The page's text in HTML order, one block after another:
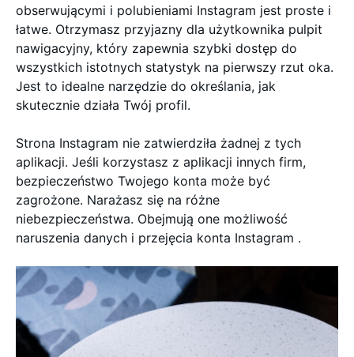
obserwującymi i polubieniami Instagram jest proste i
łatwe. Otrzymasz przyjazny dla użytkownika pulpit
nawigacyjny, który zapewnia szybki dostęp do
wszystkich istotnych statystyk na pierwszy rzut oka.
Jest to idealne narzędzie do określania, jak
skutecznie działa Twój profil.
Strona Instagram nie zatwierdziła żadnej z tych
aplikacji. Jeśli korzystasz z aplikacji innych firm,
bezpieczeństwo Twojego konta może być
zagrożone. Narażasz się na różne
niebezpieczeństwa. Obejmują one możliwość
naruszenia danych i przejęcia konta Instagram .